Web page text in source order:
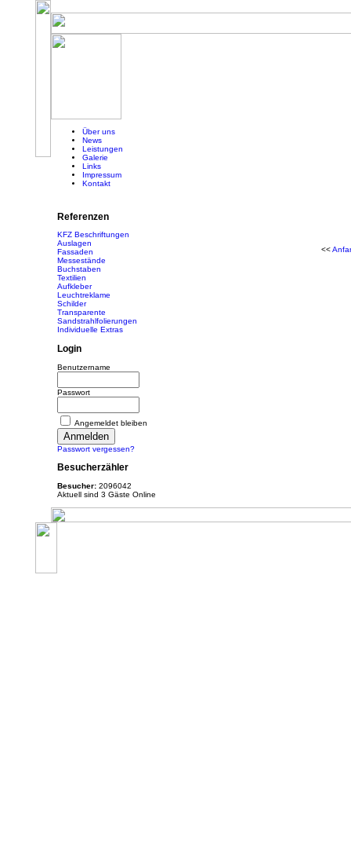
Über uns
News
Leistungen
Galerie
Links
Impressum
Kontakt
Referenzen
KFZ Beschriftungen
Auslagen
Fassaden
Messestände
Buchstaben
Textilien
Aufkleber
Leuchtreklame
Schilder
Transparente
Sandstrahlfolierungen
Individuelle Extras
Login
Benutzername
Passwort
Angemeldet bleiben
Passwort vergessen?
Besucherzähler
Besucher:2096042
Aktuell sind 3 Gäste Online
<<